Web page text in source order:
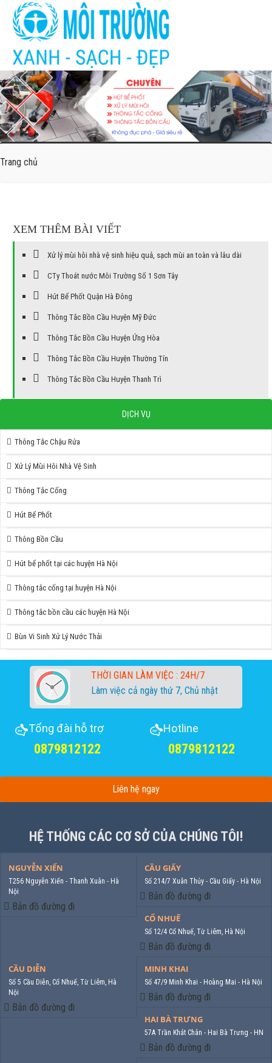
Trang chủ
XEM THÊM BÀI VIẾT
Xử lý mùi hôi nhà vệ sinh hiệu quả, sạch mùi an toàn và lâu dài
CTy Thoát nước Môi Trường Số 1 Sơn Tây
Hút Bể Phốt Quận Hà Đông
Thông Tắc Bồn Cầu Huyện Mỹ Đức
Thông Tắc Bồn Cầu Huyện Ứng Hòa
Thông Tắc Bồn Cầu Huyện Thường Tín
Thông Tắc Bồn Cầu Huyện Thanh Trì
DỊCH VỤ
Thông Tắc Chậu Rửa
Xử Lý Mùi Hôi Nhà Vệ Sinh
Thông Tắc Cống
Hút Bể Phốt
Thông Bồn Cầu
Hút bể phốt tại các huyện Hà Nội
Thông tắc cống tại huyện Hà Nội
Thông tắc bồn cầu các huyện Hà Nội
Bùn Vi Sinh Xử Lý Nước Thải
THỜI GIAN LÀM VIỆC : 24H/7
Làm việc cả ngày thứ 7, Chủ nhật
Tổng đài hỗ trợ
0879812122
Hotline
0879812122
Liên hệ ngay
HỆ THỐNG CÁC CƠ SỞ CỦA CHÚNG TÔI!
NGUYỄN XIỂN
T256 Nguyễn Xiển - Thanh Xuân - Hà
Nội
Bản đồ đường đi
CẦU GIẤY
Số 214/7 Xuân Thủy - Cầu Giấy - Hà Nội
Bản đồ đường đi
CỔ NHUẾ
Số 12/4 Cổ Nhuế, Từ Liêm, Hà Nội
Bản đồ đường đi
CẦU DIỄN
Số 5 Cầu Diễn, Cổ Nhuế, Từ Liêm, Hà
Nội
Bản đồ đường đi
MINH KHAI
Số 47/9 Minh Khai - Hoàng Mai - Hà Nội
Bản đồ đường đi
HAI BÀ TRƯNG
57A Trần Khát Chân - Hai Bà Trưng - HN
Bản đồ đường đi